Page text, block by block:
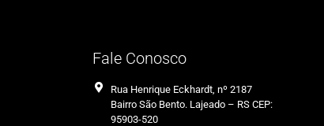
Fale Conosco
Rua Henrique Eckhardt, nº 2187
Bairro São Bento. Lajeado – RS CEP:
95903-520